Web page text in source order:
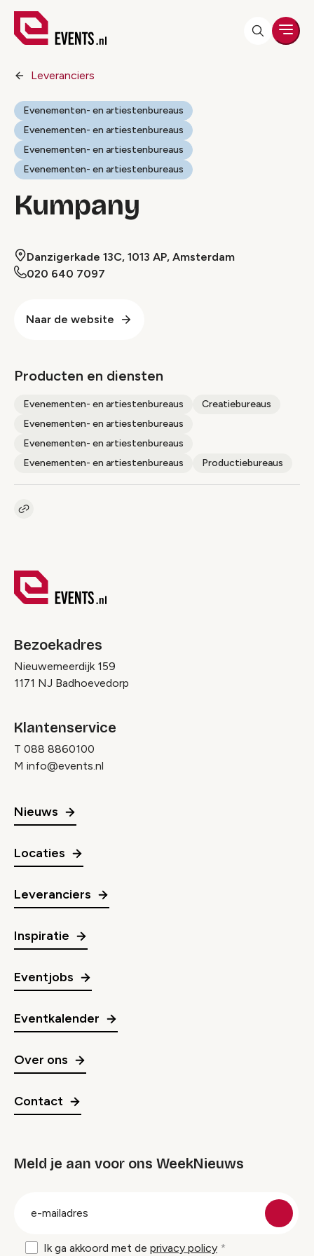
Leveranciers
Evenementen- en artiestenbureaus
Evenementen- en artiestenbureaus
Evenementen- en artiestenbureaus
Evenementen- en artiestenbureaus
Kumpany
Danzigerkade 13C, 1013 AP, Amsterdam
020 640 7097
Naar de website
Producten en diensten
Evenementen- en artiestenbureaus
Creatiebureaus
Evenementen- en artiestenbureaus
Evenementen- en artiestenbureaus
Evenementen- en artiestenbureaus
Productiebureaus
Kopieer link naar pagina
Bezoekadres
Nieuwemeerdijk 159
1171 NJ Badhoevedorp
Klantenservice
T 088 8860100
M info@events.nl
Nieuws
Locaties
Leveranciers
Inspiratie
Eventjobs
Eventkalender
Over ons
Contact
Meld je aan voor ons WeekNieuws
Ik ga akkoord met de privacy policy